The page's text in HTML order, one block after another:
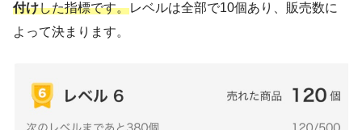
付けした指標です。レベルは全部で10個あり、販売数に
よって決まります。